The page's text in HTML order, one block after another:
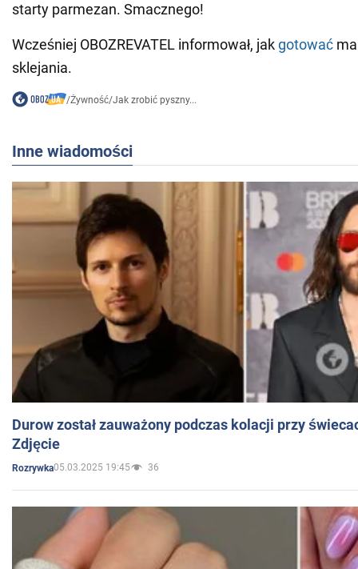
starty parmezan. Smacznego!
Wcześniej OBOZREVATEL informował, jakgotować
sklejania.
/Żywność/Jak zrobić pyszny...
Inne wiadomości
Durow został zauważony podczas kolacji przy
Zdjęcie
Rozrywka05.03.2025 19:45 36